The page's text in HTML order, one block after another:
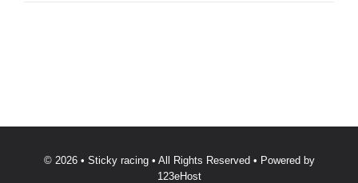
© 2026 • Sticky racing • All Rights Reserved • Powered by
123eHost